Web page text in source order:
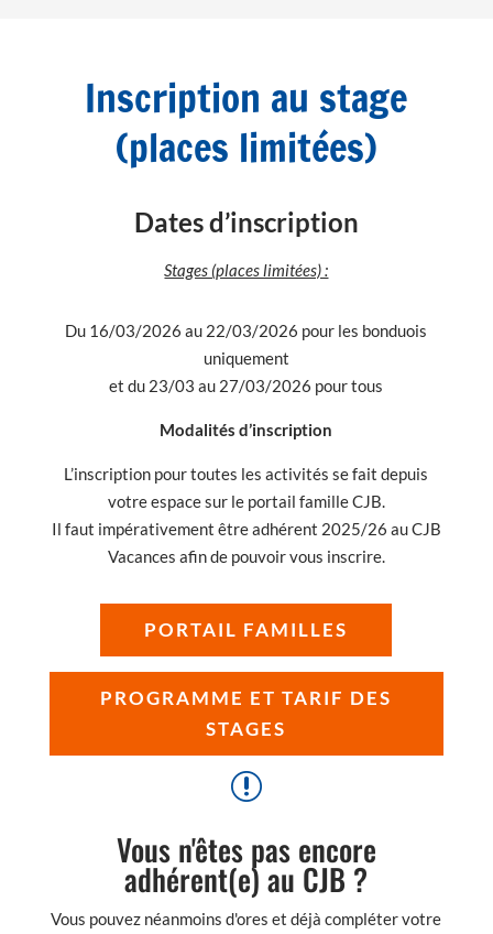
Inscription au stage
(places limitées)
Dates d’inscription
Stages (places limitées) :
Du 16/03/2026 au 22/03/2026 pour les bonduois
uniquement
et du 23/03 au 27/03/2026 pour tous
Modalités d’inscription
L’inscription pour toutes les activités se fait depuis
votre espace sur le portail famille CJB.
Il faut impérativement être adhérent 2025/26 au CJB
Vacances afin de pouvoir vous inscrire.
PORTAIL FAMILLES
PROGRAMME ET TARIF DES
STAGES
r
Vous n'êtes pas encore
adhérent(e) au CJB ?
Vous pouvez néanmoins d'ores et déjà compléter votre